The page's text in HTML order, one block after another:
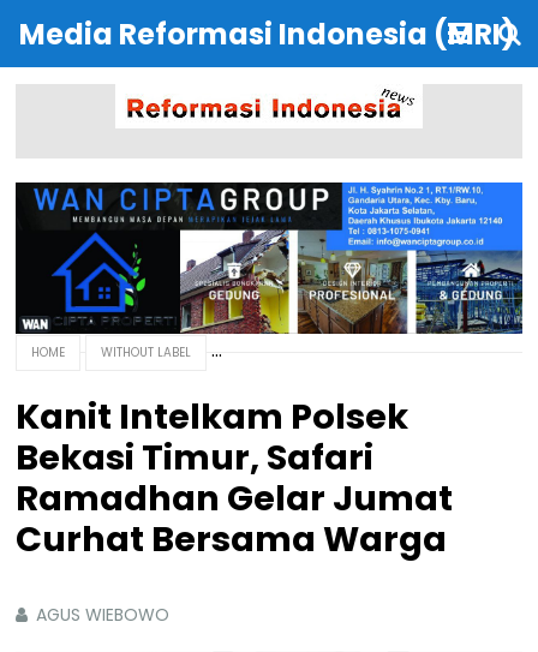
Media Reformasi Indonesia (MRI)
HOME WITHOUT LABEL
Kanit Intelkam Polsek
Bekasi Timur, Safari
Ramadhan Gelar Jumat
Curhat Bersama Warga
AGUS WIEBOWO